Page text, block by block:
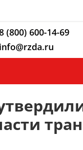
(800) 600-14-69
info@rzda.ru